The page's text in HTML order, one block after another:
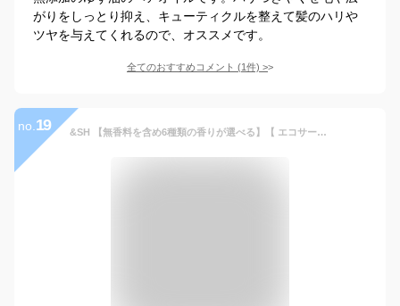
がりをしっとり抑え、キューティクルを整えて髪のハリや
ツヤを与えてくれるので、オススメです。
全てのおすすめコメント (1件) >
no. 19 &SH 【無香料を含め6種類の香りが選べる】【 エコサート認証 原料 使用 】【 COSMOS NATURAL 】ホホバオイル 50ml ( 精製 ) 100% オーガニック キャリアオイル [ ナチュラル ボタニカル ヴィーガン フェイスオイル ヘアオイル 希釈オイル ] +lt3+